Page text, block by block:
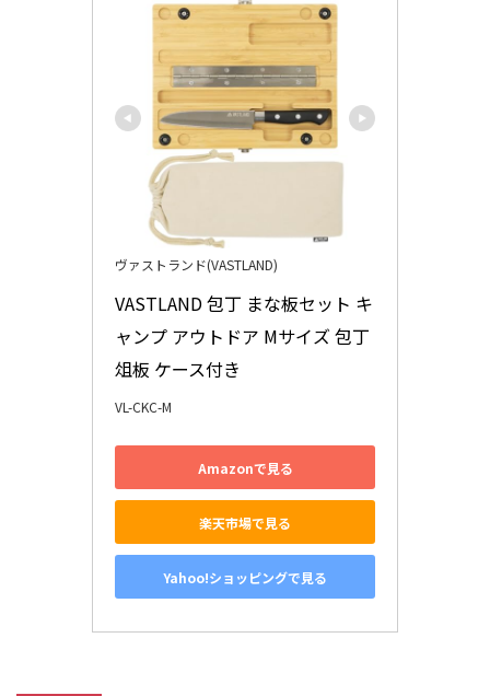
ヴァストランド(VASTLAND)
VASTLAND 包丁 まな板セット キ
ャンプ アウトドア Mサイズ 包丁
俎板 ケース付き
VL-CKC-M
Amazonで見る
楽天市場で見る
Yahoo!ショッピングで見る